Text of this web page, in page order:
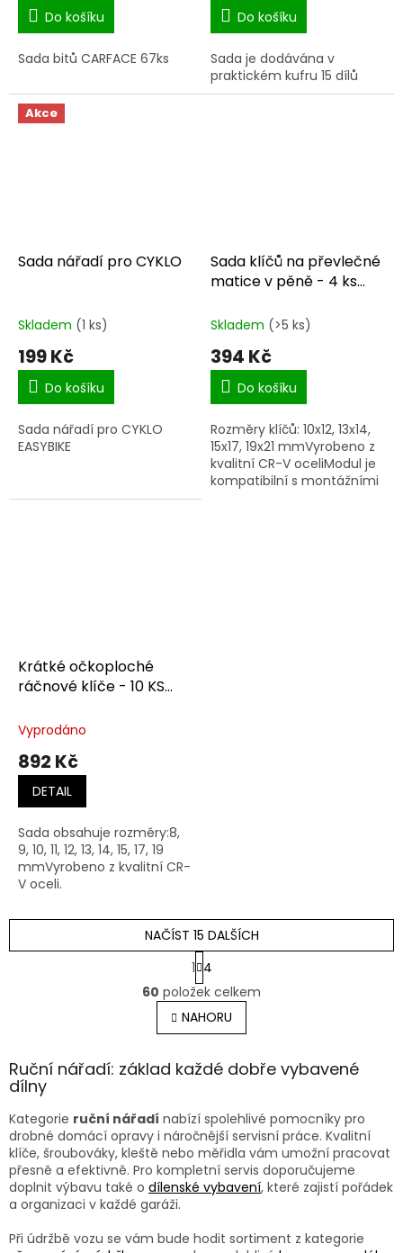
Do košíku
Sada bitů CARFACE 67ks
Do košíku
Sada je dodávána v
praktickém kufru 15 dílů
Akce
Sada nářadí pro CYKLO
Skladem (1 ks)
199 Kč
Do košíku
Sada nářadí pro CYKLO
EASYBIKE
Sada klíčů na převlečné
matice v pěně - 4 ks
Skladem (>5 ks)
394 Kč
Do košíku
Rozměry klíčů: 10x12, 13x14,
15x17, 19x21 mmVyrobeno z
kvalitní CR-V oceliModul je
kompatibilní s montážními
Krátké očkoploché
ráčnové klíče - 10 KS
Vyprodáno
892 Kč
DETAIL
Sada obsahuje rozměry:8,
9, 10, 11, 12, 13, 14, 15, 17, 19
mmVyrobeno z kvalitní CR-
V oceli.
O
v
l
á
a
p
r
v
k
y
p
NAČÍST 15 DALŠÍCH
S
t
r
á
n
k
v
á
í
1 4
60 položek celkem
NAHORU
Ruční nářadí: základ každé dobře vybavené
dílny
Kategorie ruční nářadí nabízí spolehlivé pomocníky pro
drobné domácí opravy i náročnější servisní práce. Kvalitní
klíče, šroubováky, kleště nebo měřidla vám umožní pracovat
přesně a efektivně. Pro kompletní servis doporučujeme
doplnit výbavu také o dílenské vybavení, které zajistí pořádek
a organizaci v každé garáži.
Při údržbě vozu se vám bude hodit sortiment z kategorie